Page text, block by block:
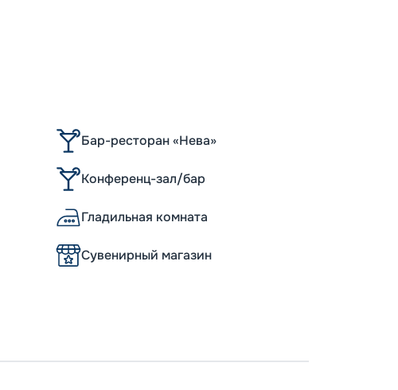
Бар-ресторан «Нева»
Конференц-зал/бар
Гладильная комната
Сувенирный магазин